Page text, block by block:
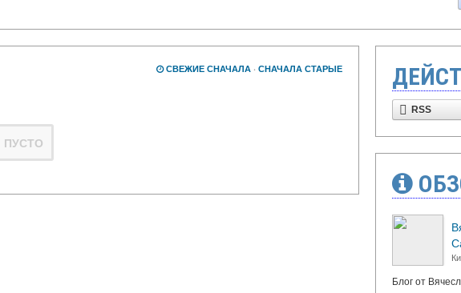
СВЕЖИЕ СНАЧАЛА · СНАЧАЛА СТАРЫЕ
ПУСТО
RSS
Блог от